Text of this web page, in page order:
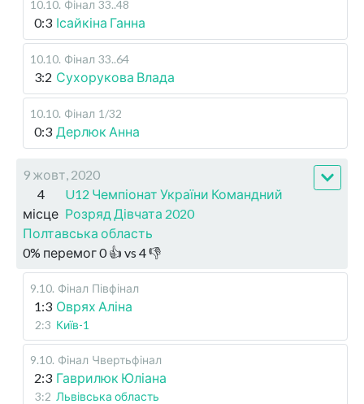
10.10. Фінал 33..48
0:3 Ісайкіна Ганна
10.10. Фінал 33..64
3:2 Сухорукова Влада
10.10. Фінал 1/32
0:3 Дерлюк Анна
9 жовт, 2020
4
місце
U12 Чемпіонат України Командний
Розряд Дівчата 2020
Полтавська область
0% перемог0👍 vs 4👎
9.10. Фінал Півфінал
1:3 Оврях Аліна
2:3 Київ-1
9.10. Фінал Чвертьфінал
2:3 Гаврилюк Юліана
3:2 Львівська область